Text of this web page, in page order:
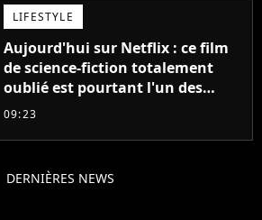
LIFESTYLE
Aujourd'hui sur Netflix : ce film
de science-fiction totalement
oublié est pourtant l'un des
meilleurs des années 2010
09:23
DERNIÈRES NEWS